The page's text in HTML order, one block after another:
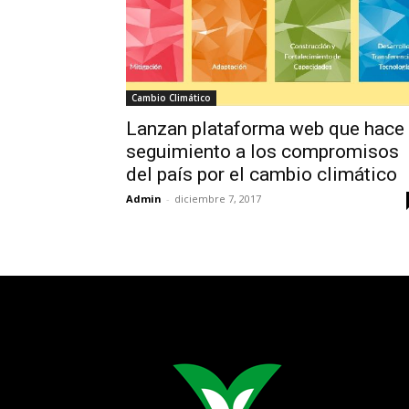
Cambio Climático
Lanzan plataforma web que hace
seguimiento a los compromisos
del país por el cambio climático
Admin - diciembre 7, 2017